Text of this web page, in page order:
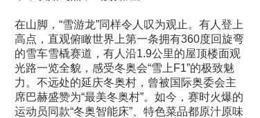
在山脚，“雪游龙”同样令人叹为观止。有人登上
高点，直观俯瞰世界上第一条拥有360度回旋弯
的雪车雪橇赛道，有人沿1.9公里的屋顶楼面观
光路一览全貌，感受冬奥会“雪上F1”的极致魅
力。不远处的延庆冬奥村，曾被国际奥委会主
席巴赫盛赞为“最美冬奥村”。如今，赛时火爆的
运动员同款“冬奥智能床”、特色菜品都原汁原味